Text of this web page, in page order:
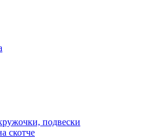
подвески
скотче